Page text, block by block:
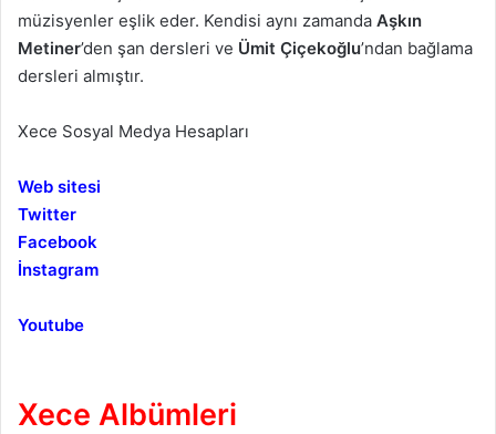
müzisyenler eşlik eder. Kendisi aynı zamanda Aşkın
Metiner’den şan dersleri ve Ümit Çiçekoğlu’ndan bağlama
dersleri almıştır.
Xece Sosyal Medya Hesapları
Web sitesi
Twitter
Facebook
İnstagram
Youtube
Xece Albümleri